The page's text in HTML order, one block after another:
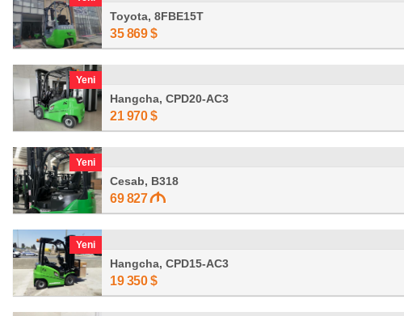
Toyota, 8FBE15T
35 869 $
Yeni
Hangcha, CPD20-AC3
21 970 $
Yeni
Cesab, B318
69 827
Yeni
Hangcha, CPD15-AC3
19 350 $